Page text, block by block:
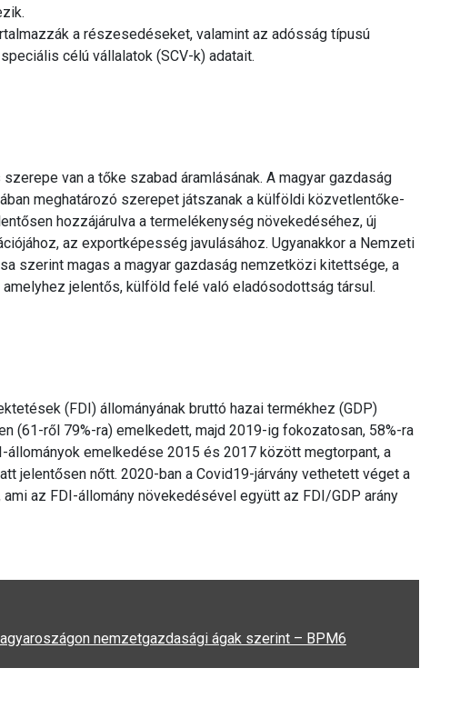
a részesedéseket, valamint az adósság típusú
célú vállalatok (SCV-k) adatait.
van a tőke szabad áramlásának. A magyar gazdaság
meghatározó szerepet játszanak a külföldi közvetlentőke-
hozzájárulva a termelékenység növekedéséhez, új
az exportképesség javulásához. Ugyanakkor a Nemzeti
szerint magas a magyar gazdaság nemzetközi kitettsége, a
jelentős, külföld felé való eladósodottság társul.
(FDI) állományának bruttó hazai termékhez (GDP)
(61-ről 79%-ra) emelkedett, majd 2019-ig fokozatosan, 58%-ra
emelkedése 2015 és 2017 között megtorpant, a
jelentősen nőtt. 2020-ban a Covid19-járvány vethetett véget a
az FDI-állomány növekedésével együtt az FDI/GDP arány
nemzetgazdasági ágak szerint – BPM6